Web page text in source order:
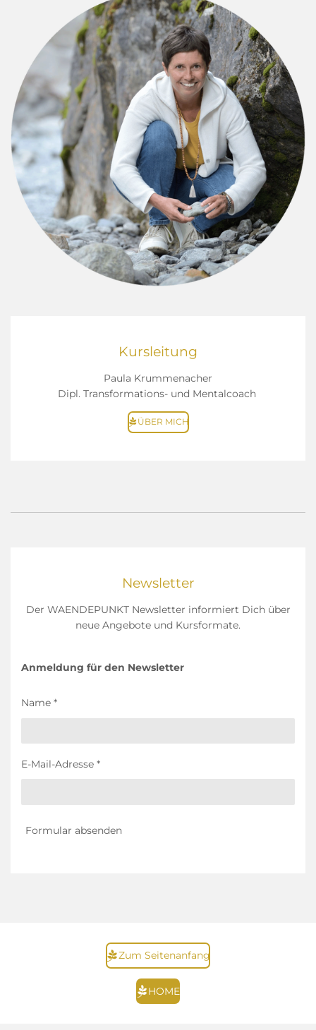
Kursleitung
Paula Krummenacher
Dipl. Transformations- und Mentalcoach
ÜBER MICH
Newsletter
Der WAENDEPUNKT Newsletter informiert Dich über
neue Angebote und Kursformate.
Anmeldung für den Newsletter
Name *
E-Mail-Adresse *
Formular absenden
Zum Seitenanfang
HOME